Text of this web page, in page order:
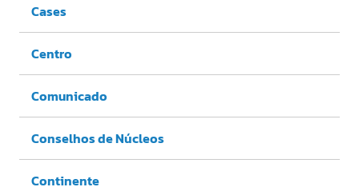
Cases
Centro
Comunicado
Conselhos de Núcleos
Continente